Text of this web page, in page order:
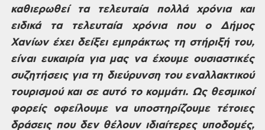
καθιερωθείτα τελευταία πολλά χρόνια και
ειδικάτα τελευταία χρόνια που ο Δήμος
Χανίωνέχει δείξει εμπράκτως τη στήριξή του,
είναι ευκαιρία για μας να έχουμεουσιαστικές
συζητήσεις για τη διεύρυνσητου εναλλακτικού
τουρισμού και σε αυτότο κομμάτι. Ως θεσμικοί
φορείς οφείλουμενα υποστηρίζουμε τέτοιες
δράσεις πουδεν θέλουν ιδιαίτερες υποδομές,